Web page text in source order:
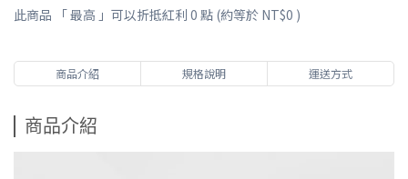
此商品 「 最高 」可以折抵紅利 0 點 (約等於 NT$0 )
商品介紹 規格說明 運送方式
商品介紹